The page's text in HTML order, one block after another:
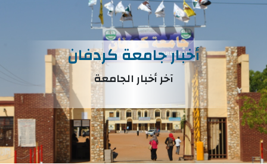
أخبار جامعة كردفان
آخر أخبار الجامعة